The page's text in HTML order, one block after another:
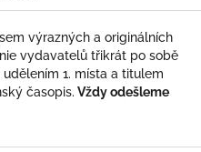
výrazných a originálních
vydavatelů třikrát po sobě
1. místa a titulem
časopis. Vždy odešleme